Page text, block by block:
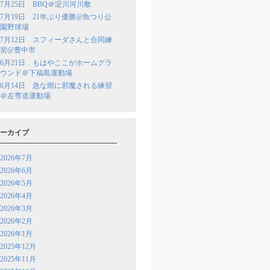
7月25日 BBQ＠淀川河川敷
7月19日 21年ぶり優勝@魚つり公
園野球場
7月12日 スフィーダさんと合同練
習@豊中市
6月21日 もはやここがホームグラ
ウンド＠下福島運動場
6月14日 急な雨に邪魔される練習
＠左専道運動場
カイブ
2026年7月
2026年6月
2026年5月
2026年4月
2026年3月
2026年2月
2026年1月
2025年12月
2025年11月